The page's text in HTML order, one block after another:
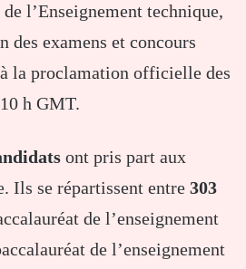
l’Enseignement technique,
des examens et concours
la proclamation officielle des
h GMT.
ont pris part aux
Ils se répartissent entre 303
de l’enseignement
de l’enseignement